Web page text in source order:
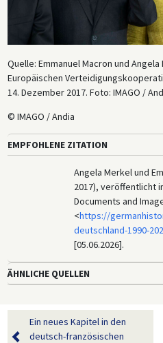
Quelle: Emmanuel Macron und
Europäischen
14. Dezember 2017. Foto: IMAGO /
© IMAGO / Andia
EMPFOHLENE ZITATION
Angela Merkel und
2017), veröffentlicht
Documents and
<https://
deutschland-1990-
[05.06.2026].
ÄHNLICHE QUELLEN
Ein neues Kapitel in den
deutsch-französischen